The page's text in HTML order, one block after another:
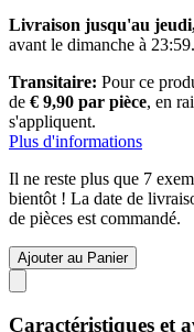
Livraison jusqu'au
avant le dimanche à 23:59.
Transitaire: Pour ce
de € 9,90 par pièce, en
s'appliquent.
Plus d'informations
Il ne reste plus que 7
bientôt ! La date de
de pièces est commandé.
Ajouter au Panier
Caractéristiques et